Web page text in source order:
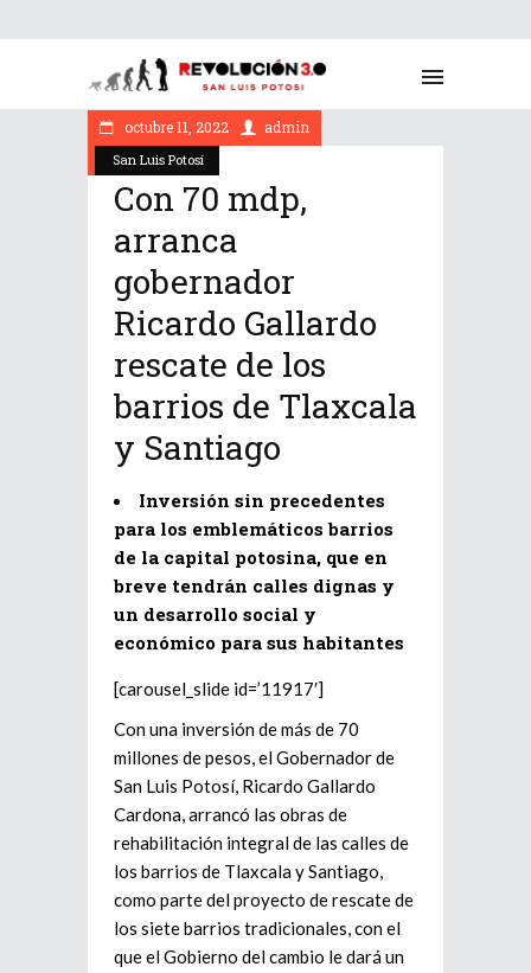
San Luis Potosí
octubre 11, 2022 admin
Con 70 mdp,
arranca
gobernador
Ricardo Gallardo
rescate de los
barrios de Tlaxcala
y Santiago
Inversión sin precedentes
para los emblemáticos barrios
de la capital potosina, que en
breve tendrán calles dignas y
un desarrollo social y
económico para sus habitantes
[carousel_slide id=’11917′]
Con una inversión de más de 70
millones de pesos, el Gobernador de
San Luis Potosí, Ricardo Gallardo
Cardona, arrancó las obras de
rehabilitación integral de las calles de
los barrios de Tlaxcala y Santiago,
como parte del proyecto de rescate de
los siete barrios tradicionales, con el
que el Gobierno del cambio le dará un